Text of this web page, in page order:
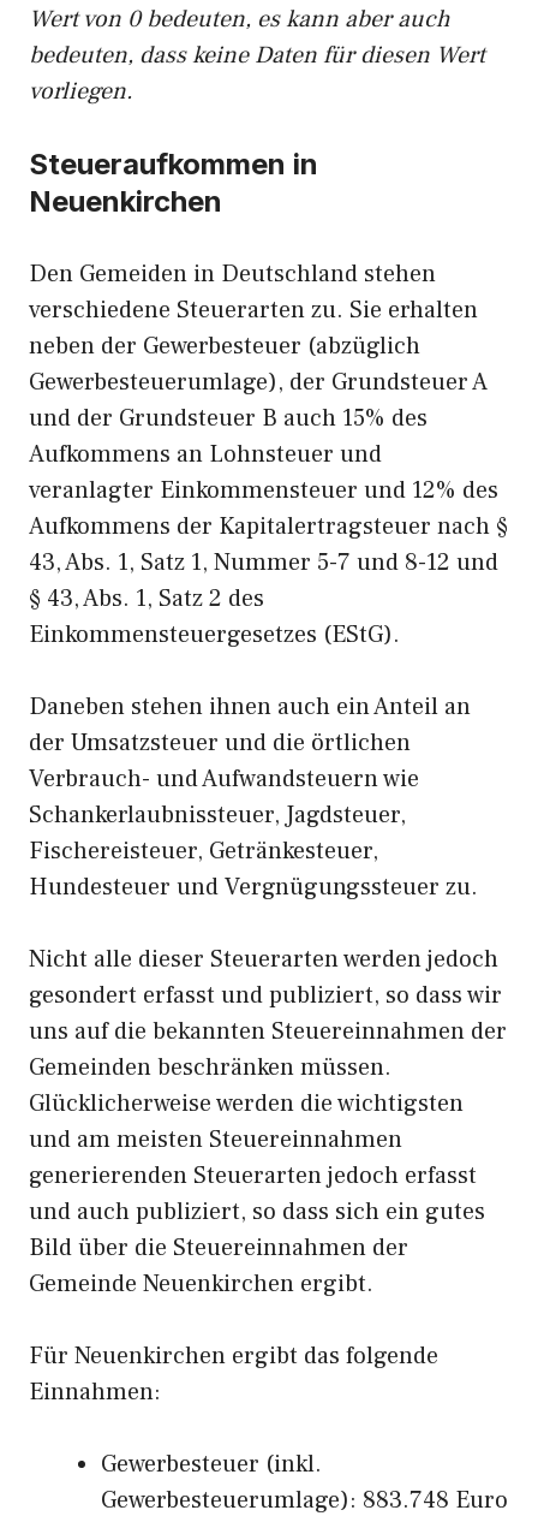
Wert von 0 bedeuten, es kann aber auch
bedeuten, dass keine Daten für diesen Wert
vorliegen.
Steueraufkommen in
Neuenkirchen
Den Gemeiden in Deutschland stehen
verschiedene Steuerarten zu. Sie erhalten
neben der Gewerbesteuer (abzüglich
Gewerbesteuerumlage), der Grundsteuer A
und der Grundsteuer B auch 15% des
Aufkommens an Lohnsteuer und
veranlagter Einkommensteuer und 12% des
Aufkommens der Kapitalertragsteuer nach §
43, Abs. 1, Satz 1, Nummer 5-7 und 8-12 und
§ 43, Abs. 1, Satz 2 des
Einkommensteuergesetzes (EStG).
Daneben stehen ihnen auch ein Anteil an
der Umsatzsteuer und die örtlichen
Verbrauch- und Aufwandsteuern wie
Schankerlaubnissteuer, Jagdsteuer,
Fischereisteuer, Getränkesteuer,
Hundesteuer und Vergnügungssteuer zu.
Nicht alle dieser Steuerarten werden jedoch
gesondert erfasst und publiziert, so dass wir
uns auf die bekannten Steuereinnahmen der
Gemeinden beschränken müssen.
Glücklicherweise werden die wichtigsten
und am meisten Steuereinnahmen
generierenden Steuerarten jedoch erfasst
und auch publiziert, so dass sich ein gutes
Bild über die Steuereinnahmen der
Gemeinde Neuenkirchen ergibt.
Für Neuenkirchen ergibt das folgende
Einnahmen:
Gewerbesteuer (inkl.
Gewerbesteuerumlage): 883.748 Euro